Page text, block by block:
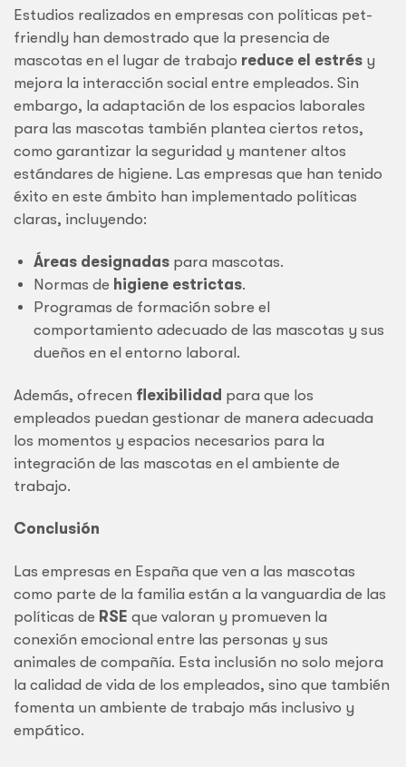
Estudios realizados en empresas con políticas pet-
friendly han demostrado que la presencia de
mascotas en el lugar de trabajo reduce el estrés y
mejora la interacción social entre empleados. Sin
embargo, la adaptación de los espacios laborales
para las mascotas también plantea ciertos retos,
como garantizar la seguridad y mantener altos
estándares de higiene. Las empresas que han tenido
éxito en este ámbito han implementado políticas
claras, incluyendo:
Áreas designadas para mascotas.
Normas de higiene estrictas.
Programas de formación sobre el
comportamiento adecuado de las mascotas y sus
dueños en el entorno laboral.
Además, ofrecen flexibilidad para que los
empleados puedan gestionar de manera adecuada
los momentos y espacios necesarios para la
integración de las mascotas en el ambiente de
trabajo.
Conclusión
Las empresas en España que ven a las mascotas
como parte de la familia están a la vanguardia de las
políticas de RSE que valoran y promueven la
conexión emocional entre las personas y sus
animales de compañía. Esta inclusión no solo mejora
la calidad de vida de los empleados, sino que también
fomenta un ambiente de trabajo más inclusivo y
empático.